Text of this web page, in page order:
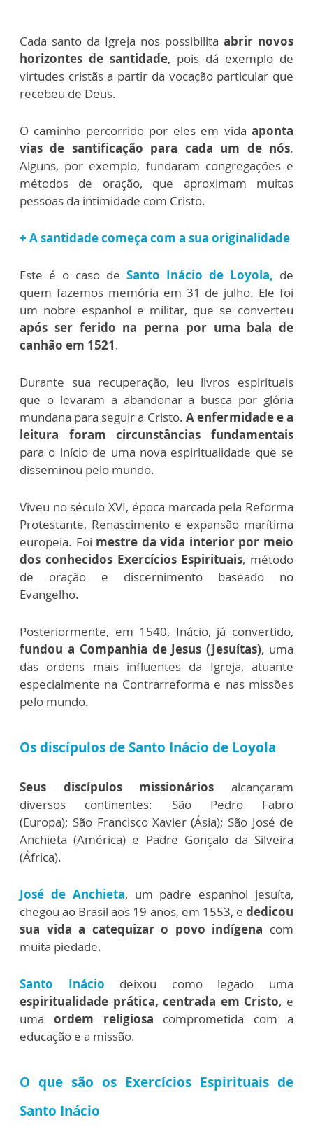
Cada santo da Igreja nos possibilita abrir novos
horizontes de santidade, pois dá exemplo de
virtudes cristãs a partir da vocação particular que
recebeu de Deus.
O caminho percorrido por eles em vida aponta
vias de santificação para cada um de nós.
Alguns, por exemplo, fundaram congregações e
métodos de oração, que aproximam muitas
pessoas da intimidade com Cristo.
+ A santidade começa com a sua originalidade
Este é o caso de Santo Inácio de Loyola, de
quem fazemos memória em 31 de julho. Ele foi
um nobre espanhol e militar, que se converteu
após ser ferido na perna por uma bala de
canhão em 1521.
Durante sua recuperação, leu livros espirituais
que o levaram a abandonar a busca por glória
mundana para seguir a Cristo. A enfermidade e a
leitura foram circunstâncias fundamentais
para o início de uma nova espiritualidade que se
disseminou pelo mundo.
Viveu no século XVI, época marcada pela Reforma
Protestante, Renascimento e expansão marítima
europeia. Foi mestre da vida interior por meio
dos conhecidos Exercícios Espirituais, método
de oração e discernimento baseado no
Evangelho.
Posteriormente, em 1540, Inácio, já convertido,
fundou a Companhia de Jesus (Jesuítas), uma
das ordens mais influentes da Igreja, atuante
especialmente na Contrarreforma e nas missões
pelo mundo.
Os discípulos de Santo Inácio de Loyola
Seus discípulos missionários alcançaram
diversos continentes: São Pedro Fabro
(Europa); São Francisco Xavier (Ásia); São José de
Anchieta (América) e Padre Gonçalo da Silveira
(África).
José de Anchieta, um padre espanhol jesuíta,
chegou ao Brasil aos 19 anos, em 1553, e dedicou
sua vida a catequizar o povo indígena com
muita piedade.
Santo Inácio deixou como legado uma
espiritualidade prática, centrada em Cristo, e
uma ordem religiosa comprometida com a
educação e a missão.
O que são os Exercícios Espirituais de
Santo Inácio